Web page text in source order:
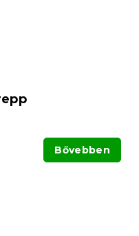
Bővebben